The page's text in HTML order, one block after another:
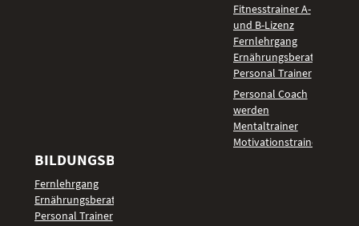
Fitnesstrainer A-
und B-Lizenz
Fernlehrgang
Ernährungsberater
Personal Trainer
Personal Coach
werden
Mentaltrainer
Motivationstrainer
BILDUNGSBEREICHE
Fernlehrgang
Ernährungsberater
Personal Trainer